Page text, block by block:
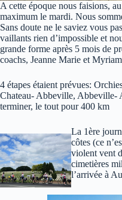
A cette époque nous faisions,
maximum le mardi. Nous
Sans doute ne le saviez vous
vaillants rien d’impossible et
grande forme après 5 mois de
coachs, Jeanne Marie et
4 étapes étaient prévues:
Chateau- Abbeville, Abbeville-
terminer, le tout pour 400 km
La 1ère
côtes (ce
violent vent
cimetières
l’arrivée à